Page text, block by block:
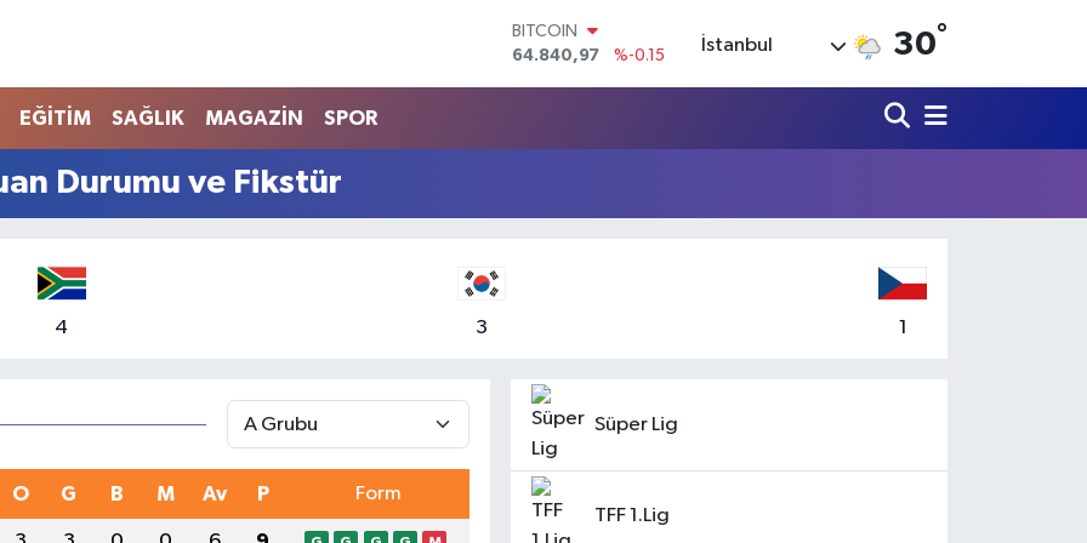
47,7436
%0.18
İstanbul 30°
EĞİTİM SAĞLIK MAGAZİN SPOR
Durumu ve Fikstür
4 3 1
O G B M Av P Form
Süper Lig
TFF 1.Lig